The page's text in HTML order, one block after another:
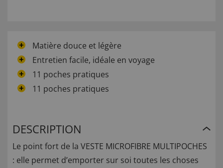
Matière douce et légère
Entretien facile, idéale en voyage
11 poches pratiques
11 poches pratiques
DESCRIPTION
Le point fort de la VESTE MICROFIBRE MULTIPOCHES
: elle permet d’emporter sur soi toutes les choses